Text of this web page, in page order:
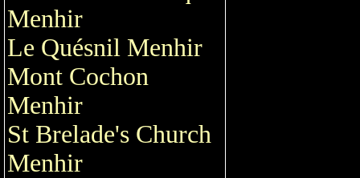
Menhir
Le Quésnil Menhir
Mont Cochon
Menhir
St Brelade's Church
Menhir